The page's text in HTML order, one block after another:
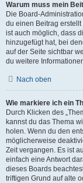
Warum muss mein
Die Board-
du einen Beitrag
ist auch möglich, dass
hinzugefügt hat, bei
auf der Seite sichtbar
du weitere
Nach oben
Wie markiere ich ein
Durch Klicken des
kannst du das Thema
holen. Wenn du den
möglicherweise
Zeit vergangen. Es ist
einfach eine Antwort
dieses Boards
triftigen Grund auf alte